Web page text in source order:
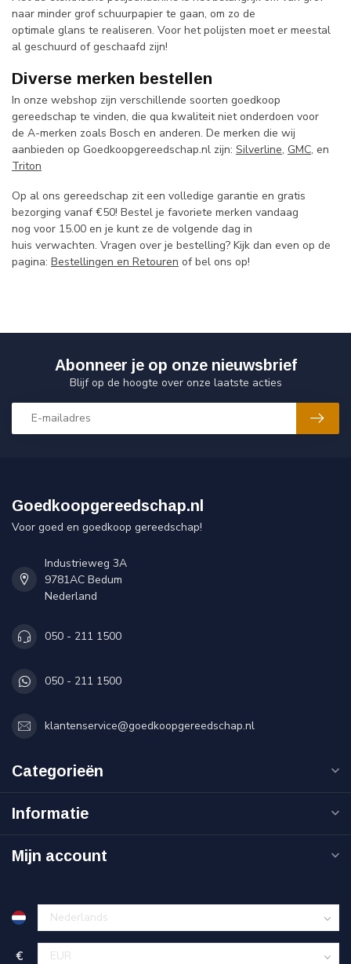
naar minder grof schuurpapier te gaan, om zo de
optimale glans te realiseren. Voor het polijsten moet er meestal
al geschuurd of geschaafd zijn!
Diverse merken bestellen
In onze webshop zijn verschillende soorten goedkoop
gereedschap te vinden, die qua kwaliteit niet onderdoen voor
de A-merken zoals Bosch en anderen. De merken die wij
aanbieden op Goedkoopgereedschap.nl zijn: Silverline, GMC, en
Triton
Op al ons gereedschap zit een volledige garantie en gratis
bezorging vanaf €50! Bestel je favoriete merken vandaag
nog voor 15.00 en je kunt ze de volgende dag in
huis verwachten. Vragen over je bestelling? Kijk dan even op de
pagina: Bestellingen en Retouren of bel ons op!
Abonneer je op onze nieuwsbrief
Blijf op de hoogte over onze laatste acties
Goedkoopgereedschap.nl
Voor goed en goedkoop gereedschap!
Industrieweg 3A
9781AC Bedum
Nederland
050 - 211 1500
050 - 211 1500
klantenservice@goedkoopgereedschap.nl
Categorieën
Informatie
Mijn account
€